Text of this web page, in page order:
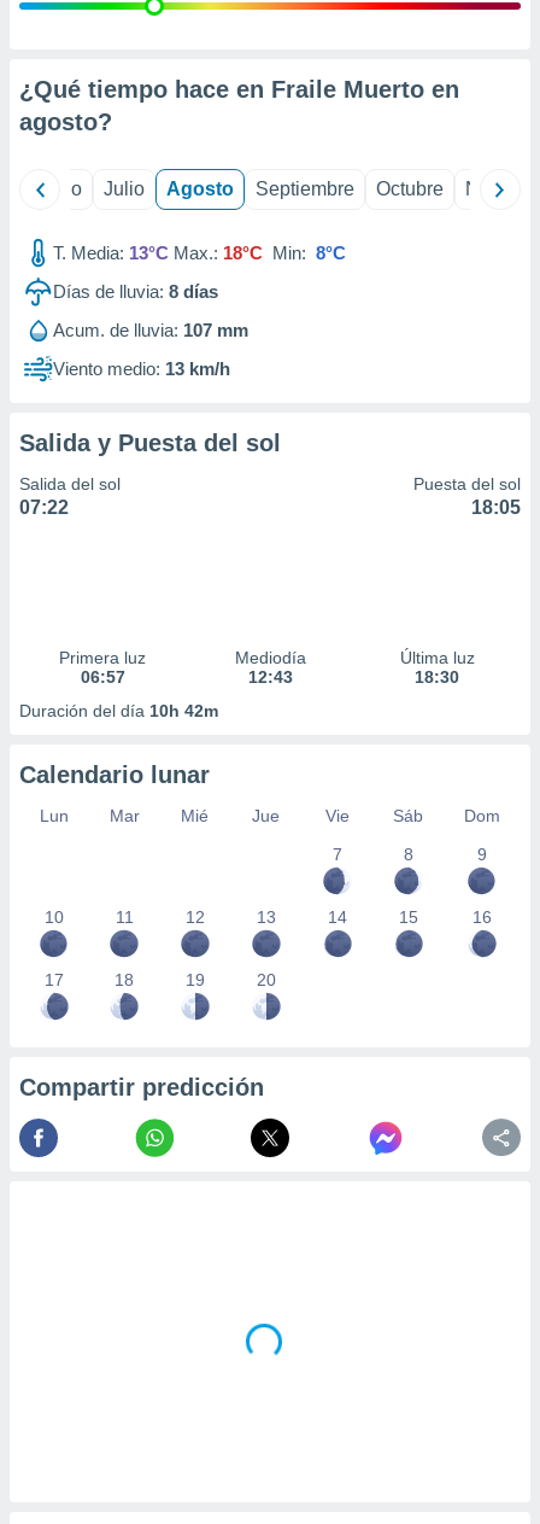
e
mediante
publicidad
de
1199
¿Qué tiempo hace en Fraile Muerto en
agosto?
Junio Julio Agosto Septiembre Octubre
T. Media: 13°C Max.: 18°C Min: 8°C
Días de lluvia: 8 días
Acum. de lluvia: 107 mm
Viento medio: 13 km/h
Salida y Puesta del sol
Salida del sol
07:22
Puesta del sol
18:05
Primera luz
06:57
Mediodía
12:43
Última luz
18:30
Duración del día 10h 42m
Calendario lunar
Lun Mar Mié Jue Vie Sáb
Dom
7
8 9
10 11 12 13 14 15 16
17 18 19 20
Compartir predicción